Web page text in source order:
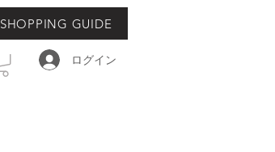
SHOPPING GUIDE
ログイン